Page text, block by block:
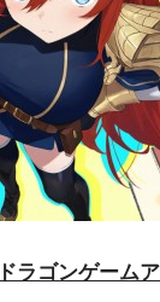
ラゴンゲームア